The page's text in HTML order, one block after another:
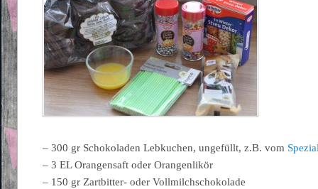
– 300 gr Schokoladen Lebkuchen, ungefüllt, z.B. vom
– 3 EL Orangensaft oder Orangenlikör
– 150 gr Zartbitter- oder Vollmilchschokolade